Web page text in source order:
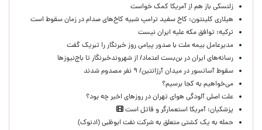
زلنسکی باز هم از آمریکا کمک خواست
هیلاری کلینتون: کاخ سفید ترامپ شبیه کاخ‌های صدام در زمان سقوط است
ترکیه: توافق مکه علیه ایران نیست
مدیرعامل بیمه ملت با صدور پیامی روز خبرنگار را تبریک گفت
رسانه‌های ایران در بن‌بست اعتماد/ از شهروندخبرنگار تا باج‌نیوزها
سقوط آسانسور در میدان آرژانتین/ ۹ نفر مصدوم شدند
می‌خواهیم به کجا برسیم؟
علت اصلی آلودگی هوای تهران در روزهای اخیر چه بود؟
پزشکیان: آمریکا استعمارگر و قاتل است
حمله به یک کشتی متعلق به شرکت نفت ابوظبی (ادنوک)